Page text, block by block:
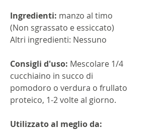
Ingredienti: manzo al timo
(Non sgrassato e essiccato)
Altri ingredienti: Nessuno
Consigli d'uso: Mescolare 1/4
cucchiaino in succo di
pomodoro o verdura o frullato
proteico, 1-2 volte al giorno.
Utilizzato al meglio da: